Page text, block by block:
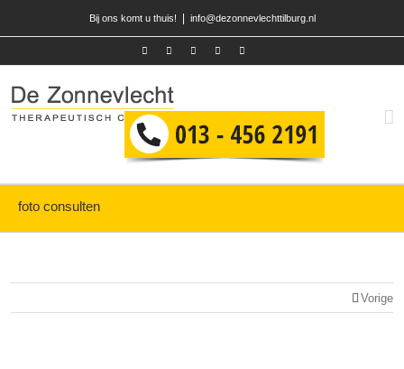
Bij ons komt u thuis! info@dezonnevlechttilburg.nl
foto consulten
Vorige